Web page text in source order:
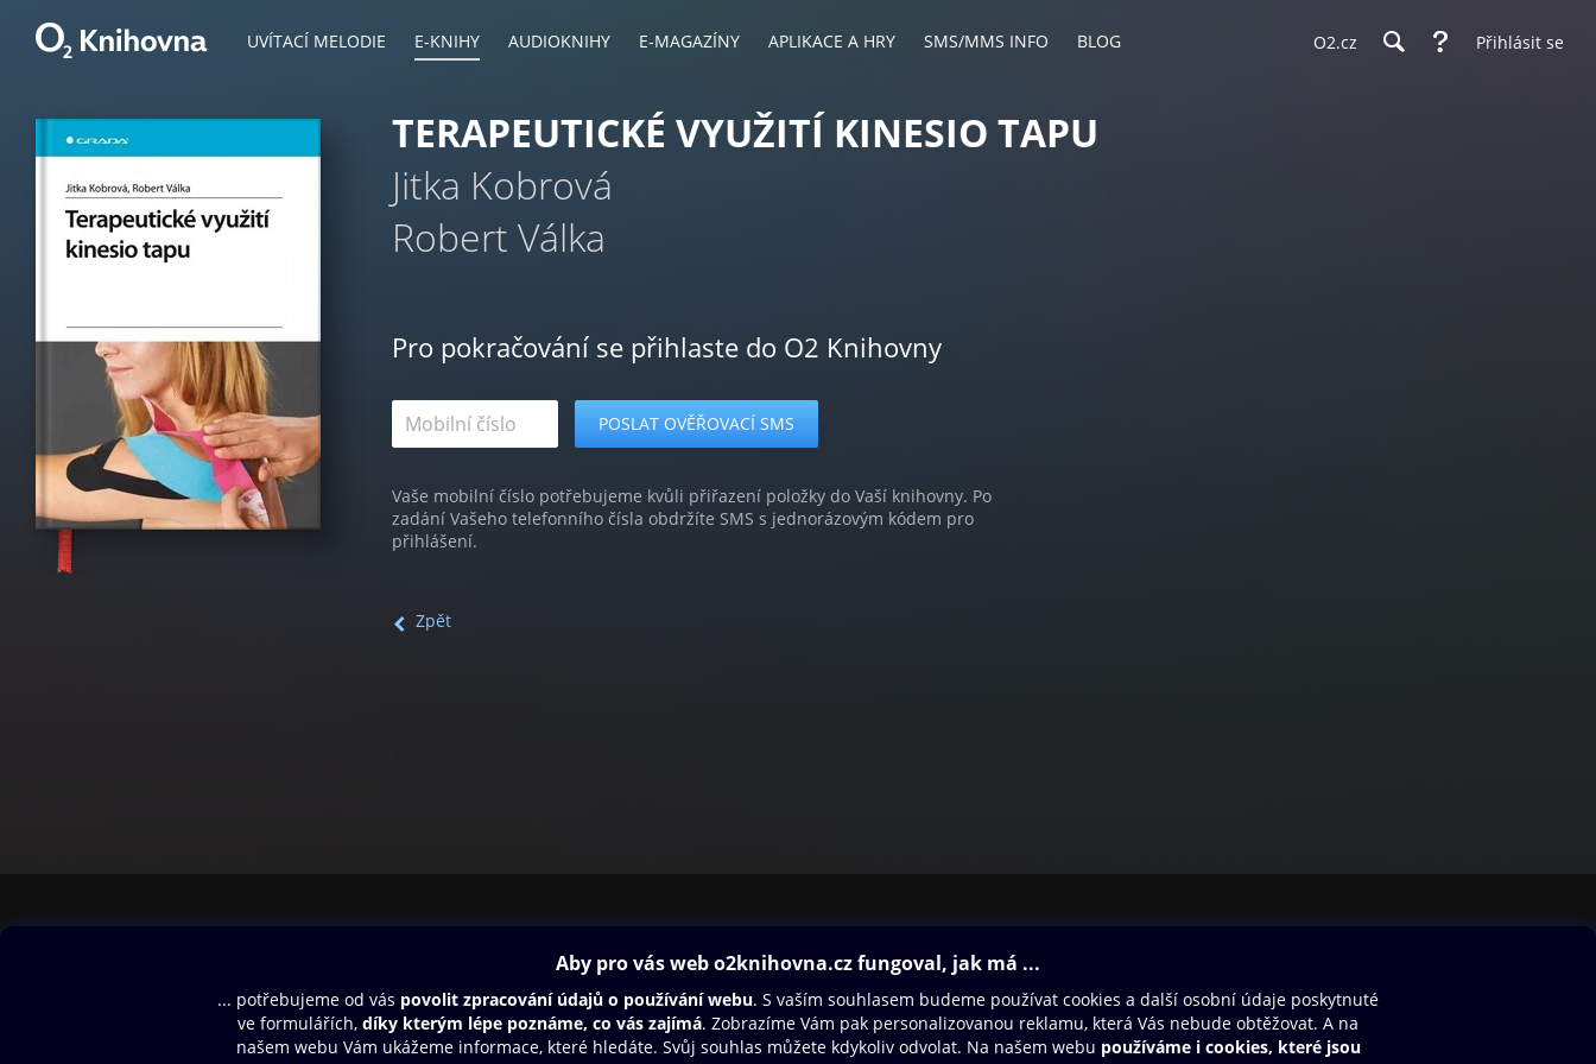
UVÍTACÍ MELODIE E-KNIHY AUDIOKNIHY E-MAGAZÍNY APLIKACE A HRY SMS/MMS INFO BLOG O2.cz Přihlásit se
TERAPEUTICKÉ VYUŽITÍ KINESIO TAPU
Jitka Kobrová
Robert Válka
Pro pokračování se přihlaste do O2 Knihovny
Vaše mobilní číslo potřebujeme kvůli přiřazení položky do Vaší knihovny. Po
zadání Vašeho telefonního čísla obdržíte SMS s jednorázovým kódem pro
přihlášení.
Zpět
Aplikace a hry
SMS/MMS Info
Blog
Dárkový poukaz
Nápověda
Oneplay Originály
Sport